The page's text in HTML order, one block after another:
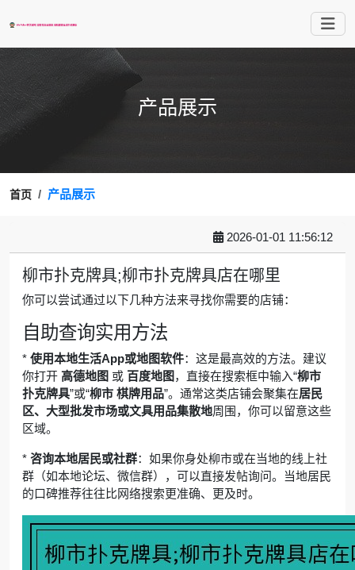
产品展示
首页 产品展示
2026-01-01 11:56:12
柳市扑克牌具;柳市扑克牌具店在哪里
你可以尝试通过以下几种方法来寻找你需要的店铺：
自助查询实用方法
* 使用本地生活App或地图软件：这是最高效的方法。建议
你打开 高德地图 或 百度地图 ，直接在搜索框中输入“柳市
扑克牌具”或“柳市 棋牌用品”。通常这类店铺会聚集在居民
区、大型批发市场或文具用品集散地周围，你可以留意这些
区域。
* 咨询本地居民或社群：如果你身处柳市或在当地的线上社
群（如本地论坛、微信群），可以直接发帖询问。当地居民
的口碑推荐往往比网络搜索更准确、更及时。